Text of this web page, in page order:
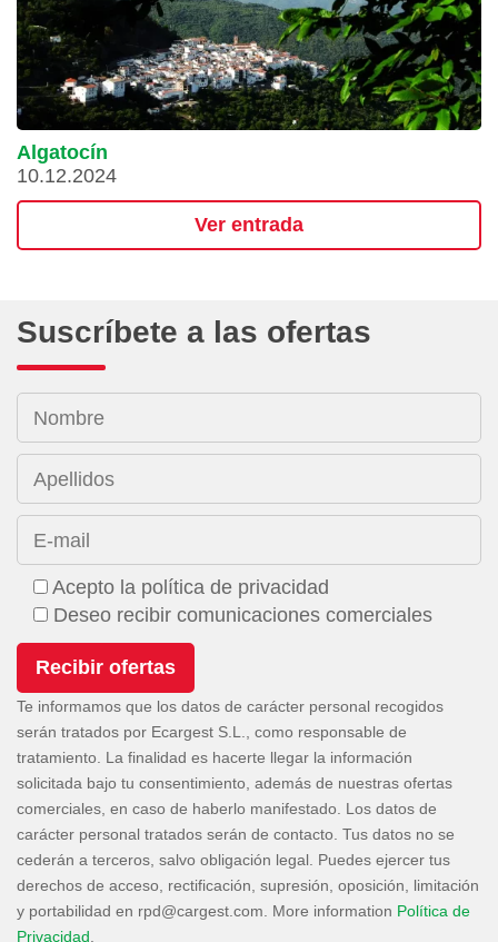
Algatocín
10.12.2024
Ver entrada
Suscríbete a las ofertas
Nombre
Apellidos
E-mail
Acepto la política de privacidad
Deseo recibir comunicaciones comerciales
Te informamos que los datos de carácter personal recogidos
serán tratados por Ecargest S.L., como responsable de
tratamiento. La finalidad es hacerte llegar la información
solicitada bajo tu consentimiento, además de nuestras ofertas
comerciales, en caso de haberlo manifestado. Los datos de
carácter personal tratados serán de contacto. Tus datos no se
cederán a terceros, salvo obligación legal. Puedes ejercer tus
derechos de acceso, rectificación, supresión, oposición, limitación
y portabilidad en
. More information Política de
Privacidad